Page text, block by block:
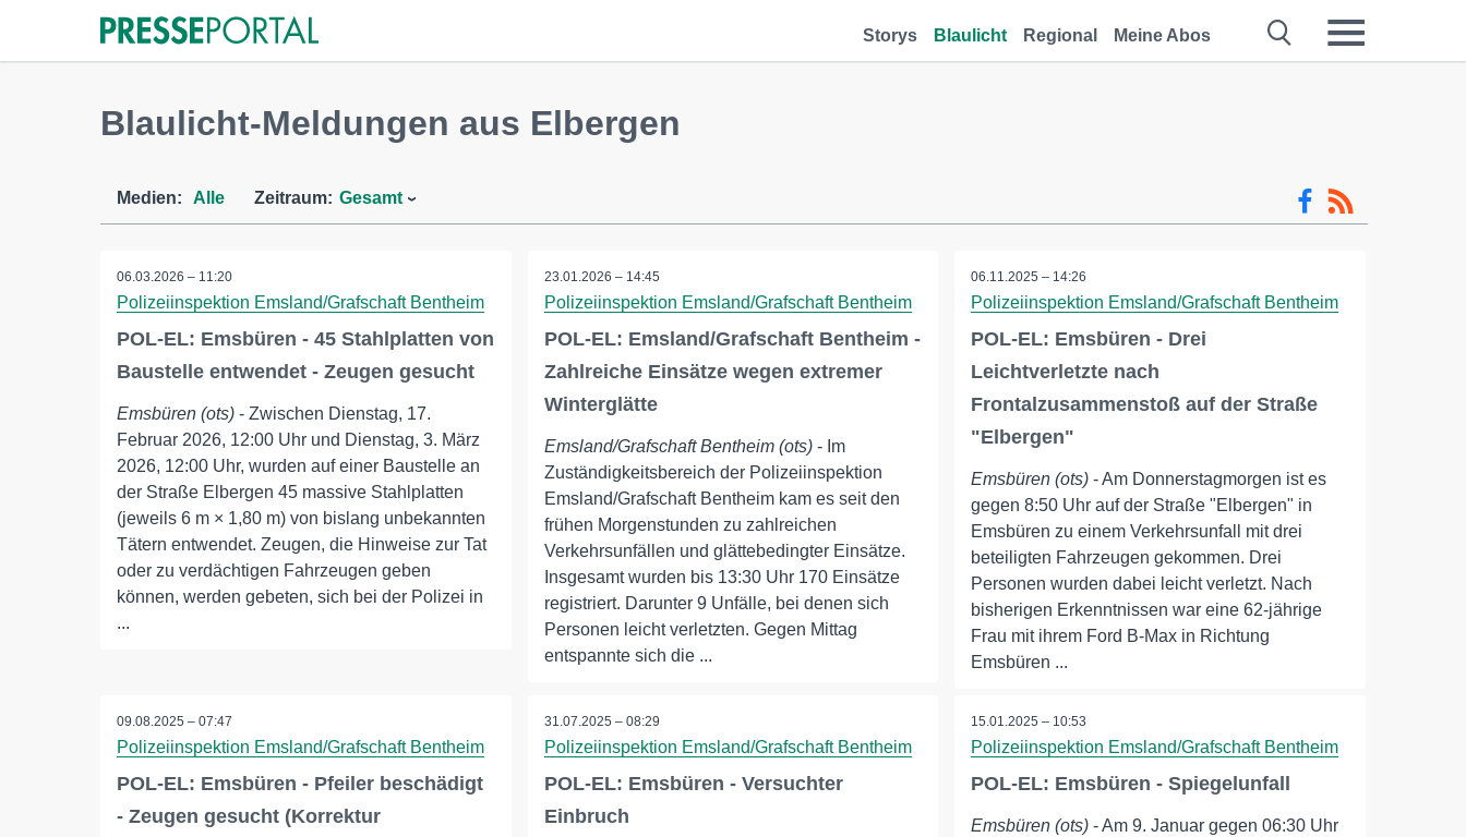
Storys Blaulicht Regional Meine Abos
Blaulicht-Meldungen aus Elbergen
Medien: Alle Zeitraum: Gesamt
06.03.2026 – 11:20
Polizeiinspektion Emsland/Grafschaft Bentheim
POL-EL: Emsbüren - 45 Stahlplatten von
Baustelle entwendet - Zeugen gesucht
Emsbüren (ots) - Zwischen Dienstag, 17.
Februar 2026, 12:00 Uhr und Dienstag, 3. März
2026, 12:00 Uhr, wurden auf einer Baustelle an
der Straße Elbergen 45 massive Stahlplatten
(jeweils 6 m × 1,80 m) von bislang unbekannten
Tätern entwendet. Zeugen, die Hinweise zur Tat
oder zu verdächtigen Fahrzeugen geben
können, werden gebeten, sich bei der Polizei in
...
23.01.2026 – 14:45
Polizeiinspektion Emsland/Grafschaft Bentheim
POL-EL: Emsland/Grafschaft Bentheim -
Zahlreiche Einsätze wegen extremer
Winterglätte
Emsland/Grafschaft Bentheim (ots)- Im
Zuständigkeitsbereich der Polizeiinspektion
Emsland/Grafschaft Bentheim kam es seit den
frühen Morgenstunden zu zahlreichen
Verkehrsunfällen und glättebedingter Einsätze.
Insgesamt wurden bis 13:30 Uhr 170 Einsätze
registriert. Darunter 9 Unfälle, bei denen sich
Personen leicht verletzten. Gegen Mittag
entspannte sich die ...
06.11.2025 – 14:26
Polizeiinspektion Emsland/Grafschaft Bentheim
POL-EL: Emsbüren - Drei
Leichtverletzte nach
Frontalzusammenstoß auf der Straße
"Elbergen"
Emsbüren (ots) - Am Donnerstagmorgen ist es
gegen 8:50 Uhr auf der Straße "Elbergen" in
Emsbüren zu einem Verkehrsunfall mit drei
beteiligten Fahrzeugen gekommen. Drei
Personen wurden dabei leicht verletzt. Nach
bisherigen Erkenntnissen war eine 62-jährige
Frau mit ihrem Ford B-Max in Richtung
Emsbüren ...
09.08.2025 – 07:47
Polizeiinspektion Emsland/Grafschaft Bentheim
POL-EL: Emsbüren - Pfeiler beschädigt
- Zeugen gesucht (Korrektur
31.07.2025 – 08:29
Polizeiinspektion Emsland/Grafschaft Bentheim
POL-EL: Emsbüren - Versuchter
Einbruch
15.01.2025 – 10:53
Polizeiinspektion Emsland/Grafschaft Bentheim
POL-EL: Emsbüren - Spiegelunfall
Emsbüren (ots) - Am 9. Januar gegen 06:30 Uhr